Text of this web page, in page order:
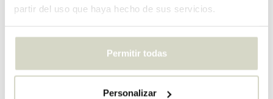
partir del uso que haya hecho de sus servicios.
Permitir todas
Personalizar
EAN 5703411767849
There are no reviews written yet about this product..